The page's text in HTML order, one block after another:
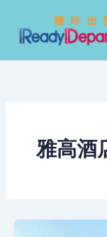
content
雅高酒